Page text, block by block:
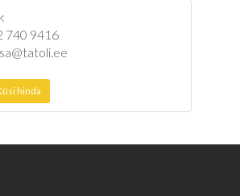
740 9416
hinda